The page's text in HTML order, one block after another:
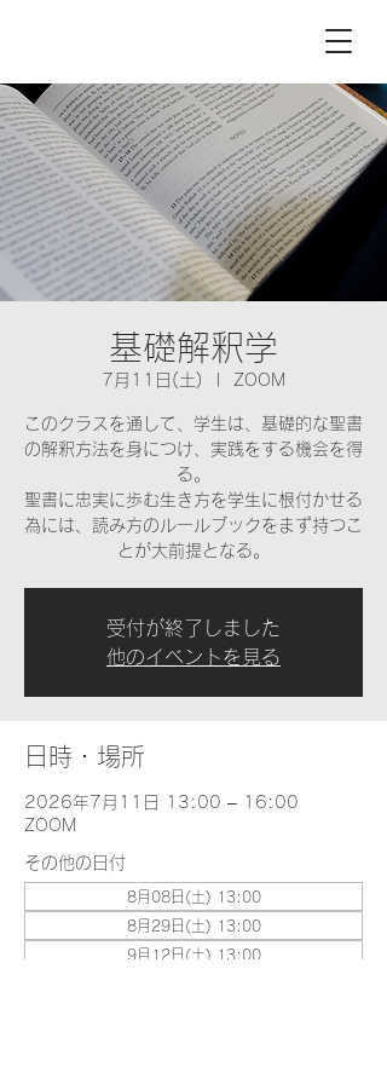
基礎解釈学
7月11日(土) ZOOM
このクラスを通して、学生は、基礎的な聖書
の解釈方法を身につけ、実践をする機会を得
る。
聖書に忠実に歩む生き方を学生に根付かせる
為には、読み方のルールブックをまず持つこ
とが大前提となる。
受付が終了しました
他のイベントを見る
日時・場所
2026年7月11日 13:00 – 16:00
ZOOM
その他の日付
8月08日(土) 13:00
8月29日(土) 13:00
9月12日(土) 13:00